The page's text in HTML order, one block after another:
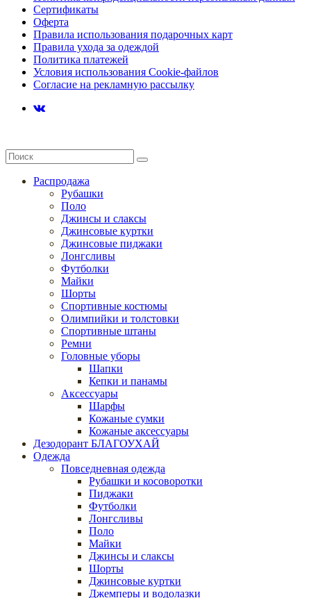
Сертификаты
Оферта
Правила использования подарочных карт
Правила ухода за одеждой
Политика платежей
Условия использования Cookie-файлов
Согласие на рекламную рассылку
Распродажа
Рубашки
Поло
Джинсы и слаксы
Джинсовые куртки
Джинсовые пиджаки
Лонгсливы
Футболки
Майки
Шорты
Спортивные костюмы
Олимпийки и толстовки
Спортивные штаны
Ремни
Головные уборы
Шапки
Кепки и панамы
Аксессуары
Шарфы
Кожаные сумки
Кожаные аксессуары
Дезодорант БЛАГОУХАЙ
Одежда
Повседневная одежда
Рубашки и косоворотки
Пиджаки
Футболки
Лонгсливы
Поло
Майки
Джинсы и слаксы
Шорты
Джинсовые куртки
Джемперы и водолазки